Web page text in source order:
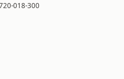
018-300